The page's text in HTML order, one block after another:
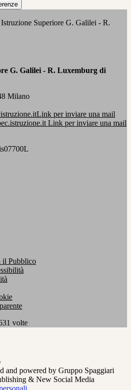
Superiore G. Galilei - R.
G. Galilei - R. Luxemburg di
Milano
Link per inviare una mail
Link per inviare una mail
il Pubblico
volte
and powered by Gruppo Spaggiari
& New Social Media